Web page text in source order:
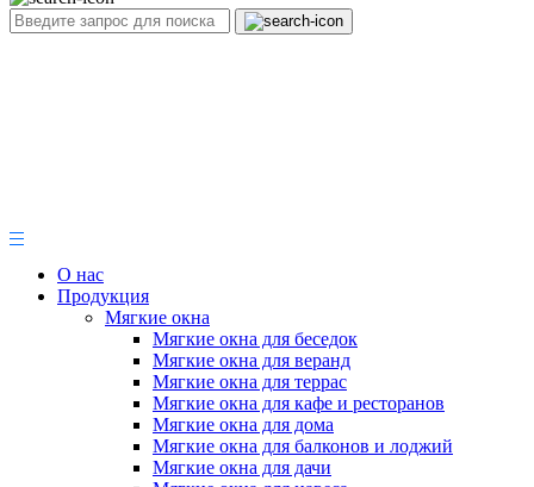
О нас
Продукция
Мягкие окна
Мягкие окна для беседок
Мягкие окна для веранд
Мягкие окна для террас
Мягкие окна для кафе и ресторанов
Мягкие окна для дома
Мягкие окна для балконов и лоджий
Мягкие окна для дачи